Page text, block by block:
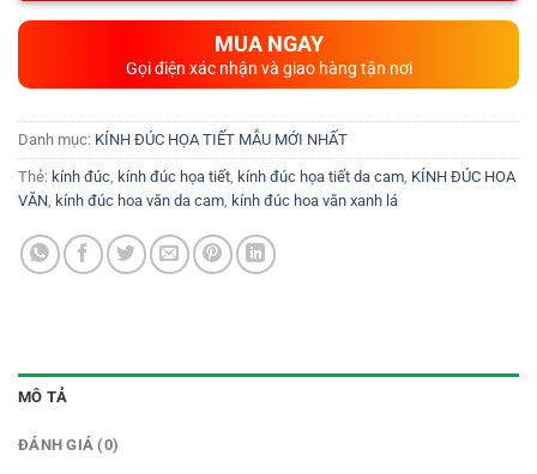
MUA NGAY
Gọi điện xác nhận và giao hàng tận nơi
Danh mục: KÍNH ĐÚC HỌA TIẾT MẪU MỚI NHẤT
Thẻ: kính đúc, kính đúc họa tiết, kính đúc họa tiết da cam, KÍNH ĐÚC HOA
VĂN, kính đúc hoa văn da cam, kính đúc hoa văn xanh lá
MÔ TẢ
ĐÁNH GIÁ (0)